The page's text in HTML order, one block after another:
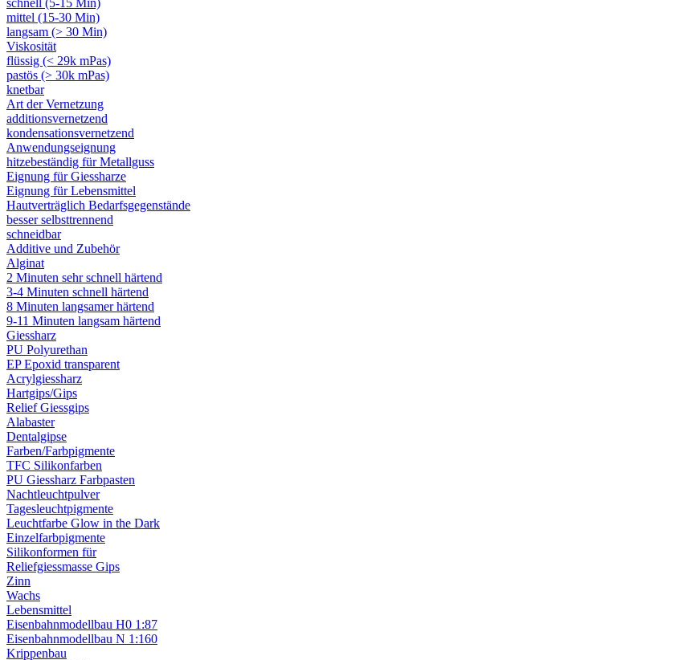
schnell (5-15 Min)
mittel (15-30 Min)
langsam (> 30 Min)
Viskosität
flüssig (< 29k mPas)
pastös (> 30k mPas)
knetbar
Art der Vernetzung
additionsvernetzend
kondensationsvernetzend
Anwendungseignung
hitzebeständig für Metallguss
Eignung für Giessharze
Eignung für Lebensmittel
Hautverträglich Bedarfsgegenstände
besser selbsttrennend
schneidbar
Additive und Zubehör
Alginat
2 Minuten sehr schnell härtend
3-4 Minuten schnell härtend
8 Minuten langsamer härtend
9-11 Minuten langsam härtend
Giessharz
PU Polyurethan
EP Epoxid transparent
Acrylgiessharz
Hartgips/Gips
Relief Giessgips
Alabaster
Dentalgipse
Farben/Farbpigmente
TFC Silikonfarben
PU Giessharz Farbpasten
Nachtleuchtpulver
Tagesleuchtpigmente
Leuchtfarbe Glow in the Dark
Einzelfarbpigmente
Silikonformen für
Reliefgiessmasse Gips
Zinn
Wachs
Lebensmittel
Eisenbahnmodellbau H0 1:87
Eisenbahnmodellbau N 1:160
Krippenbau